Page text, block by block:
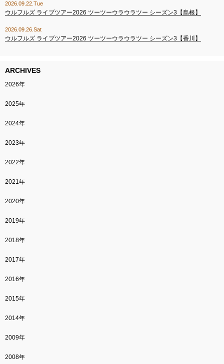
2026.09.22.Tue
ウルフルズ ライブツアー2026 ツーツーウラウラツー シーズン3【島根】
2026.09.26.Sat
ウルフルズ ライブツアー2026 ツーツーウラウラツー シーズン3【香川】
ARCHIVES
2026年
2025年
2024年
2023年
2022年
2021年
2020年
2019年
2018年
2017年
2016年
2015年
2014年
2009年
2008年